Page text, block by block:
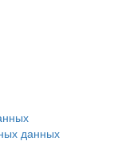
данных